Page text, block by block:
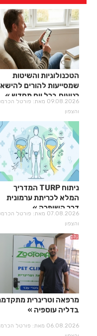
הטכנולוגיות והשיטות
שמסייעות להורים להישאר
רגועים בכל יום מחדש
09.08.2026 מאת: פורטל הכרמל
והצפון
ניתוח TURP המדריך
המלא לכריתת ערמונית
דרך השופכה
07.08.2026 מאת: פורטל הכרמל
והצפון
מרפאה וטרינרית מתקדמת
בדליה עוספיה
06.08.2026 מאת: פורטל הכרמל